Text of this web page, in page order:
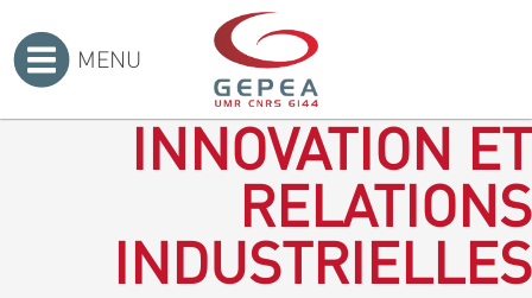
MENU
INNOVATION ET
RELATIONS
INDUSTRIELLES